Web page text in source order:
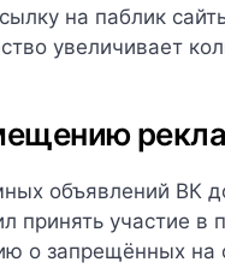
на паблик
увеличивает
объявлений ВК
принять участие в
о запрещённых на